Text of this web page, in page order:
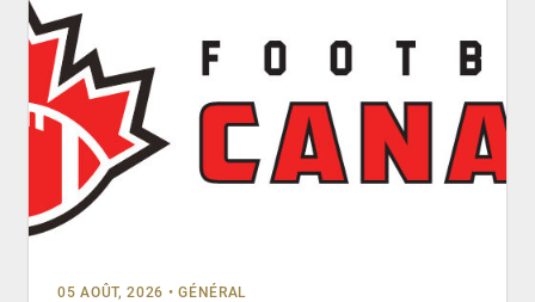
05 AOÛT, 2026 • GÉNÉRAL